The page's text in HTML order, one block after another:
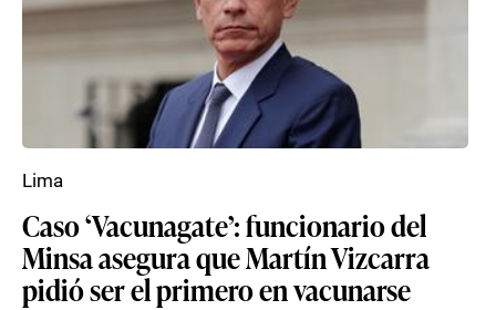
Caso ‘Vacunagate’: funcionario del
Minsa asegura que Martín Vizcarra
pidió ser el primero en vacunarse
Lima